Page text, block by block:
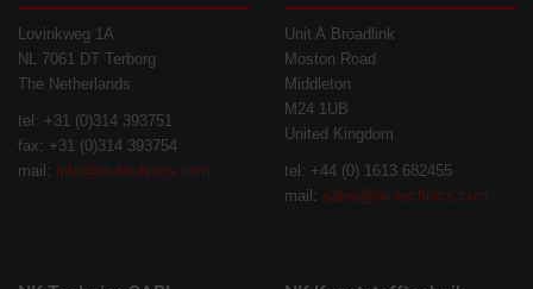
Lovinkweg 1A
NL 7061 DT Terborg
The Netherlands
tel: +31 (0)314 393751
fax: +31 (0)314 393754
mail: info@nk-technics.com
Unit A Broadlink
Moston Road
Middleton
M24 1UB
United Kingdom
tel: +44 (0) 1613 682455
mail: sales@nk-technics.com